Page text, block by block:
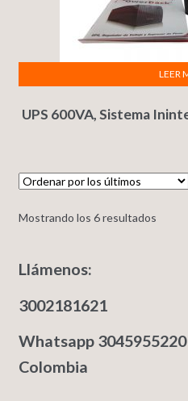
UPS 600VA, Sistema
LEER
Mostrando los 6 resultados
Llámenos:
3002181621
Whatsapp
Colombia